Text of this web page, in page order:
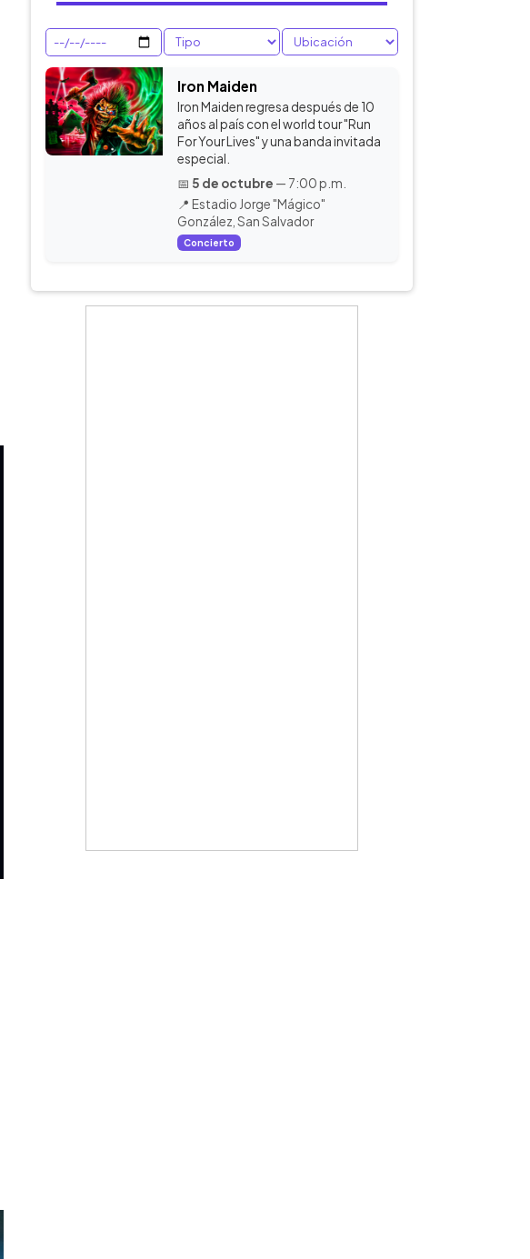
Iron Maiden
Iron Maiden regresa después de 10
años al país con el world tour "Run
For Your Lives" y una banda invitada
especial.
📅 5 de octubre — 7:00 p.m.
📍 Estadio Jorge "Mágico"
González, San Salvador
Concierto